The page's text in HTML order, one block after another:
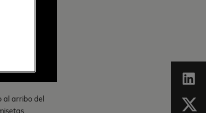
al arribo del